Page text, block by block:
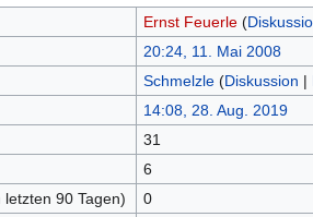
Ernst Feuerle (
20:24, 11. Mai 2008
Schmelzle (Diskussion |
14:08, 28. Aug. 2019
31
6
90 Tagen)
0